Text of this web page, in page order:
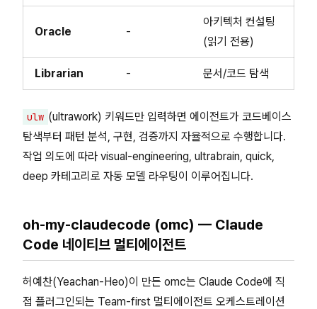
Oracle -
아키텍처 컨설팅
(읽기 전용)
Librarian - 문서/코드 탐색
ulw (ultrawork) 키워드만 입력하면 에이전트가 코드베이스
탐색부터 패턴 분석, 구현, 검증까지 자율적으로 수행합니다.
작업 의도에 따라 visual-engineering, ultrabrain, quick,
deep 카테고리로 자동 모델 라우팅이 이루어집니다.
oh-my-claudecode (omc) — Claude
Code 네이티브 멀티에이전트
허예찬(Yeachan-Heo)이 만든 omc는 Claude Code에 직
접 플러그인되는 Team-first 멀티에이전트 오케스트레이션